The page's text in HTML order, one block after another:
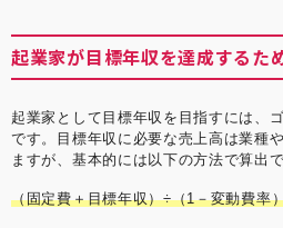
起業家が目標年収を達成するた
起業家として目標年収を目指すには、
です。目標年収に必要な売上高は業種
ますが、基本的には以下の方法で算出で
（固定費＋目標年収）÷（1－変動費率